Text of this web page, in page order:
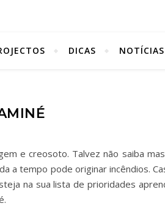
DICAS NOTÍCIAS
e creosoto. Talvez não saiba
a tempo pode originar incêndios.
na sua lista de prioridades